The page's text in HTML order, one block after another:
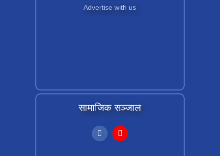
Advertise with us
सामाजिक सञ्जाल